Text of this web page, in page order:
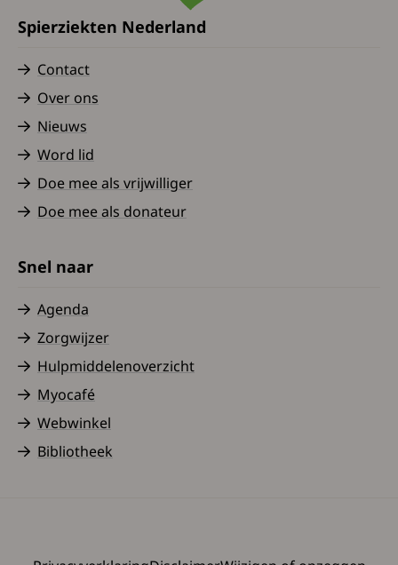
Spierziekten Nederland
Contact
Over ons
Nieuws
Word lid
Doe mee als vrijwilliger
Doe mee als donateur
Snel naar
Agenda
Zorgwijzer
Hulpmiddelenoverzicht
Myocafé
Webwinkel
Bibliotheek